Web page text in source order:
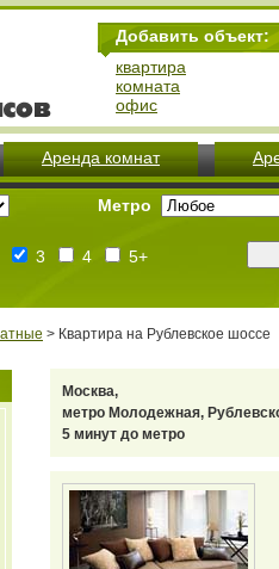
Добавить объект:
квартира
комната
офис
Аренда комнат
Метро
3 4 5+
> Квартира на Рублевское шоссе
Москва,
метро Молодежная,
5 минут до метро